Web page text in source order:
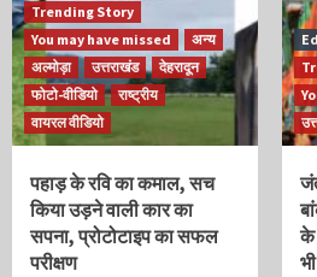
Trending Story
You may have missed
अन्य
अल्मोड़ा
उत्तराखंड
देहरादून
फोटो-वीडियो
राष्ट्रीय
वायरल वीडियो
पहाड़ के रवि का कमाल, सच
किया उड़ने वाली कार का
सपना, प्रोटोटाइप का सफल
परीक्षण
के